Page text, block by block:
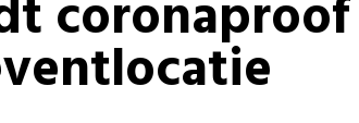
coronaproof